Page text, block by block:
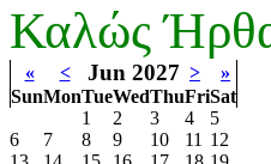
Καλώς
« < Jun 2027 >
»
SunMonTueWedThuFriSat
1
2 3 4
5
6
7 8 9 10 11 12